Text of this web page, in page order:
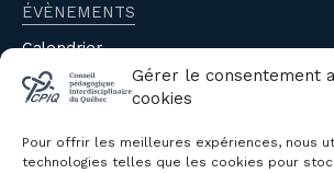
Gérer le consentement
cookies
Pour offrir les meilleures expériences, nous
technologies telles que les cookies pour
ÉVÈNEMENTS
Calendrier
Évènements du CPIQ
Revue